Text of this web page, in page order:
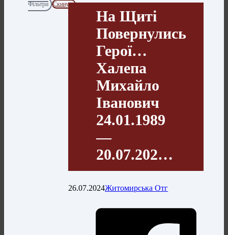
Фільтри
Скинути
На Щиті
Повернулись
Герої…
Халепа
Михайло
Іванович
24.01.1989
—
20.07.202…
26.07.2024Житомирська Отг